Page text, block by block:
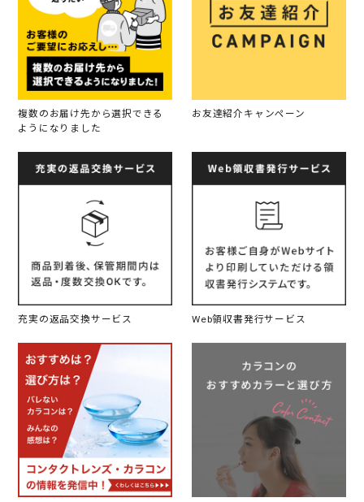
複数のお届け先から選択できる
ようになりました
お友達紹介キャンペーン
充実の返品交換サービス Web領収書発行サービス